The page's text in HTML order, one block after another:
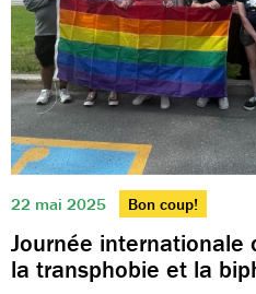
22 mai 2025 Bon coup!
Journée internationale
la transphobie et la